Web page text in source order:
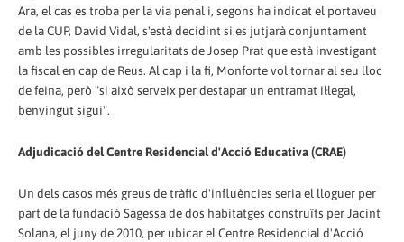
Ara, el cas es troba per la via penal i, segons ha indicat el portaveu
de la CUP, David Vidal, s'està decidint si es jutjarà conjuntament
amb les possibles irregularitats de Josep Prat que està investigant
la fiscal en cap de Reus. Al cap i la fi, Monforte vol tornar al seu lloc
de feina, però "si això serveix per destapar un entramat il·legal,
benvingut sigui".
Adjudicació del Centre Residencial d'Acció Educativa (CRAE)
Un dels casos més greus de tràfic d'influències seria el lloguer per
part de la fundació Sagessa de dos habitatges construïts per Jacint
Solana, el juny de 2010, per ubicar el Centre Residencial d'Acció